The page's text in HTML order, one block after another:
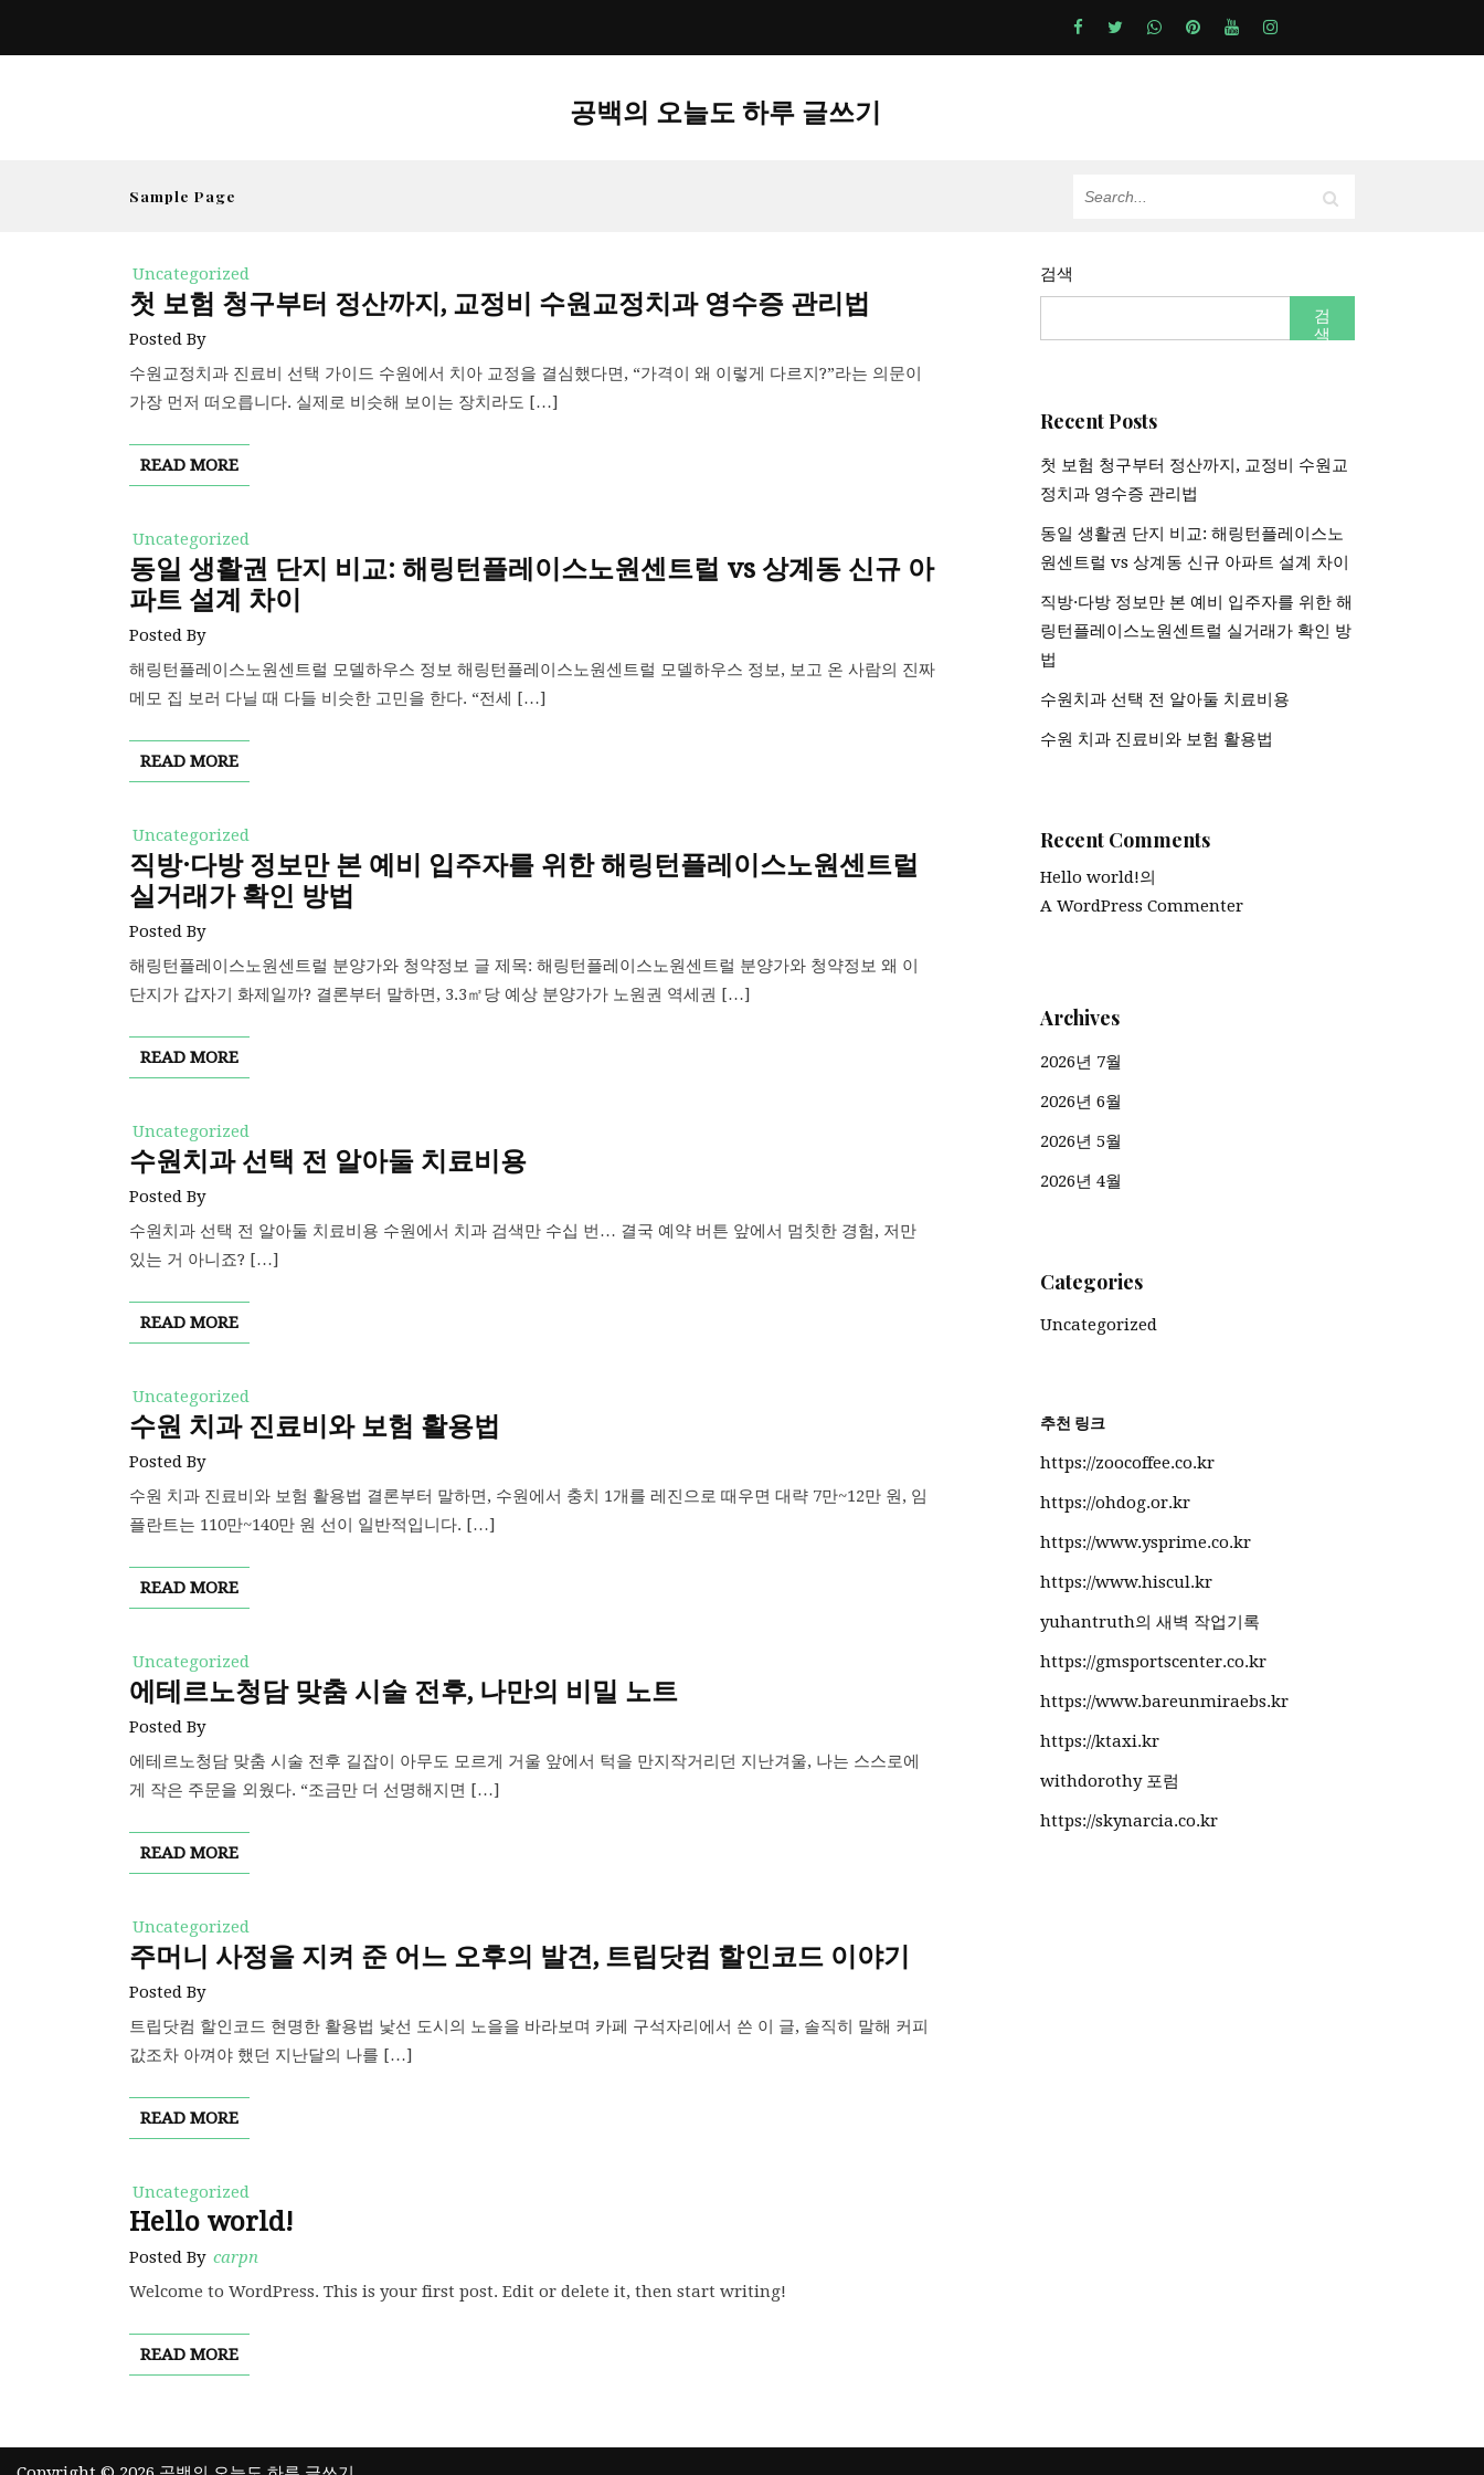
공백의 오늘도 하루 글쓰기
Sample Page
Uncategorized
첫 보험 청구부터 정산까지, 교정비 수원교정치과 영수증 관리법
Posted By
수원교정치과 진료비 선택 가이드 수원에서 치아 교정을 결심했다면, “가격이 왜 이렇게 다르지?”라는 의문이
가장 먼저 떠오릅니다. 실제로 비슷해 보이는 장치라도 […]
READ MORE
Uncategorized
동일 생활권 단지 비교: 해링턴플레이스노원센트럴 vs 상계동 신규 아
파트 설계 차이
Posted By
해링턴플레이스노원센트럴 모델하우스 정보 해링턴플레이스노원센트럴 모델하우스 정보, 보고 온 사람의 진짜
메모 집 보러 다닐 때 다들 비슷한 고민을 한다. “전세 […]
READ MORE
Uncategorized
직방·다방 정보만 본 예비 입주자를 위한 해링턴플레이스노원센트럴
실거래가 확인 방법
Posted By
해링턴플레이스노원센트럴 분양가와 청약정보 글 제목: 해링턴플레이스노원센트럴 분양가와 청약정보 왜 이
단지가 갑자기 화제일까? 결론부터 말하면, 3.3㎡당 예상 분양가가 노원권 역세권 […]
READ MORE
Uncategorized
수원치과 선택 전 알아둘 치료비용
Posted By
수원치과 선택 전 알아둘 치료비용 수원에서 치과 검색만 수십 번… 결국 예약 버튼 앞에서 멈칫한 경험, 저만
있는 거 아니죠? […]
READ MORE
Uncategorized
수원 치과 진료비와 보험 활용법
Posted By
수원 치과 진료비와 보험 활용법 결론부터 말하면, 수원에서 충치 1개를 레진으로 때우면 대략 7만~12만 원, 임
플란트는 110만~140만 원 선이 일반적입니다. […]
READ MORE
Uncategorized
에테르노청담 맞춤 시술 전후, 나만의 비밀 노트
Posted By
에테르노청담 맞춤 시술 전후 길잡이 아무도 모르게 거울 앞에서 턱을 만지작거리던 지난겨울, 나는 스스로에
게 작은 주문을 외웠다. “조금만 더 선명해지면 […]
READ MORE
Uncategorized
주머니 사정을 지켜 준 어느 오후의 발견, 트립닷컴 할인코드 이야기
Posted By
트립닷컴 할인코드 현명한 활용법 낯선 도시의 노을을 바라보며 카페 구석자리에서 쓴 이 글, 솔직히 말해 커피
값조차 아껴야 했던 지난달의 나를 […]
READ MORE
Uncategorized
Hello world!
Posted By carpn
Welcome to WordPress. This is your first post. Edit or delete it, then start writing!
READ MORE
검색
검
색
Recent Posts
첫 보험 청구부터 정산까지, 교정비 수원교
정치과 영수증 관리법
동일 생활권 단지 비교: 해링턴플레이스노
원센트럴 vs 상계동 신규 아파트 설계 차이
직방·다방 정보만 본 예비 입주자를 위한 해
링턴플레이스노원센트럴 실거래가 확인 방
법
수원치과 선택 전 알아둘 치료비용
수원 치과 진료비와 보험 활용법
Recent Comments
Hello world!의
A WordPress Commenter
Archives
2026년 7월
2026년 6월
2026년 5월
2026년 4월
Categories
Uncategorized
추천 링크
https://zoocoffee.co.kr
https://ohdog.or.kr
https://www.ysprime.co.kr
https://www.hiscul.kr
yuhantruth의 새벽 작업기록
https://gmsportscenter.co.kr
https://www.bareunmiraebs.kr
https://ktaxi.kr
withdorothy 포럼
https://skynarcia.co.kr